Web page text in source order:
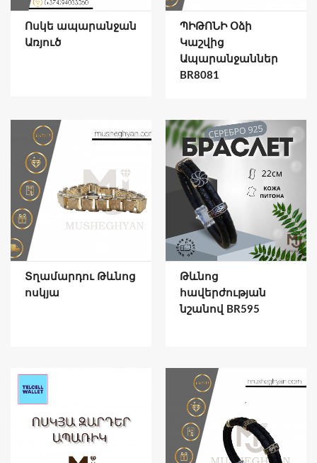
Ոսկե ապարանջան
Առյուծ
ՊԻԹՈՆԻ Օձի
Կաշվից
Ապարանջաններ
BR8081
Տղամարդու Թևնոց
ոսկյա
Թևնոց
հավերժության
նշանով BR595